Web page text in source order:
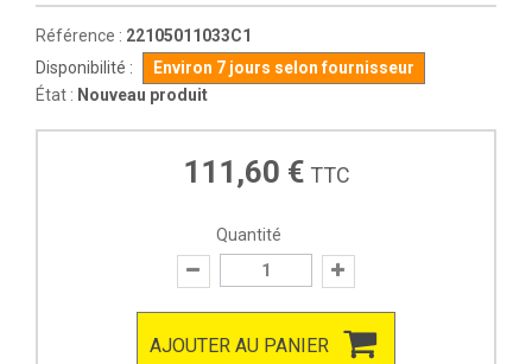
Référence : 22105011033C1
Disponibilité :
Environ 7 jours selon fournisseur
État : Nouveau produit
111,60 € TTC
Quantité
AJOUTER AU PANIER